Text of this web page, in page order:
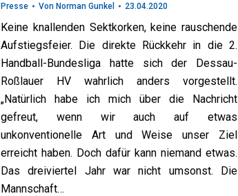
Presse Von Norman Gunkel 23.04.2020
Keine knallenden Sektkorken, keine rauschende
Aufstiegsfeier. Die direkte Rückkehr in die 2.
Handball-Bundesliga hatte sich der Dessau-
Roßlauer HV wahrlich anders vorgestellt.
„Natürlich habe ich mich über die Nachricht
gefreut, wenn wir auch auf etwas
unkonventionelle Art und Weise unser Ziel
erreicht haben. Doch dafür kann niemand etwas.
Das dreiviertel Jahr war nicht umsonst. Die
Mannschaft…